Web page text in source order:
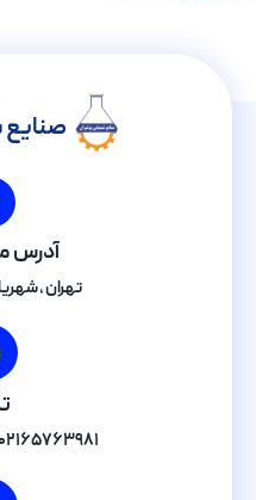
صنایع
آدرس
تهران ,
۰۲۱۶۵۷۶۳۹۸۱ و